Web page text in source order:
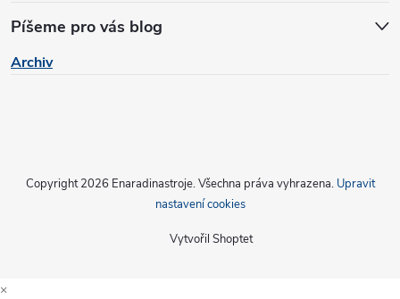
Píšeme pro vás blog
Archiv
Vytvořil Shoptet
Copyright 2026 Enaradinastroje. Všechna práva vyhrazena. Upravit
nastavení cookies
×